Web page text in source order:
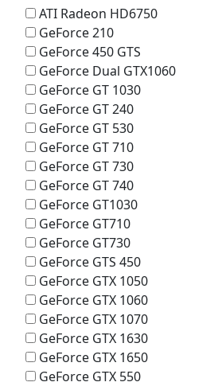
ATI Radeon HD6750
GeForce 210
GeForce 450 GTS
GeForce Dual GTX1060
GeForce GT 1030
GeForce GT 240
GeForce GT 530
GeForce GT 710
GeForce GT 730
GeForce GT 740
GeForce GT1030
GeForce GT710
GeForce GT730
GeForce GTS 450
GeForce GTX 1050
GeForce GTX 1060
GeForce GTX 1070
GeForce GTX 1630
GeForce GTX 1650
GeForce GTX 550